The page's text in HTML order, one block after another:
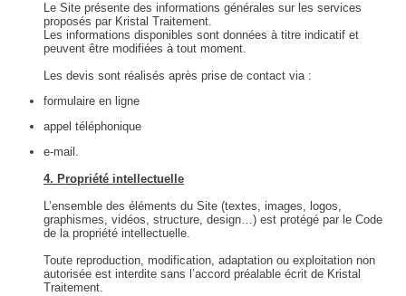
Le Site présente des informations générales sur les services
proposés par Kristal Traitement.
Les informations disponibles sont données à titre indicatif et
peuvent être modifiées à tout moment.
Les devis sont réalisés après prise de contact via :
formulaire en ligne
appel téléphonique
e-mail.
4. Propriété intellectuelle
L’ensemble des éléments du Site (textes, images, logos,
graphismes, vidéos, structure, design…) est protégé par le Code
de la propriété intellectuelle.
Toute reproduction, modification, adaptation ou exploitation non
autorisée est interdite sans l’accord préalable écrit de Kristal
Traitement.